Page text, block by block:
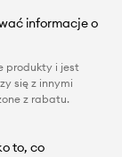
informacje o
produkty i jest
się z innymi
z rabatu.
to, co